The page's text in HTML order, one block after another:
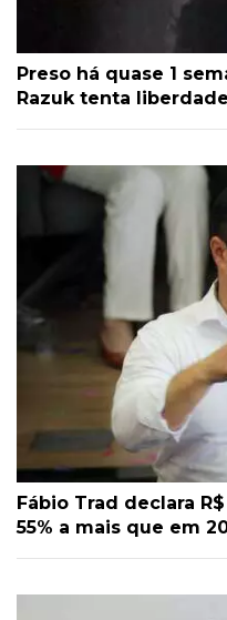
Preso há quase 1
Razuk tenta
Fábio Trad declara
55% a mais que em